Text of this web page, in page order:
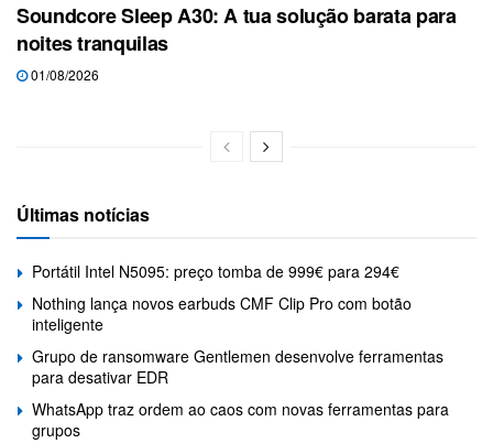
Soundcore Sleep A30: A tua solução barata para
noites tranquilas
01/08/2026
Últimas notícias
Portátil Intel N5095: preço tomba de 999€ para 294€
Nothing lança novos earbuds CMF Clip Pro com botão
inteligente
Grupo de ransomware Gentlemen desenvolve ferramentas
para desativar EDR
WhatsApp traz ordem ao caos com novas ferramentas para
grupos